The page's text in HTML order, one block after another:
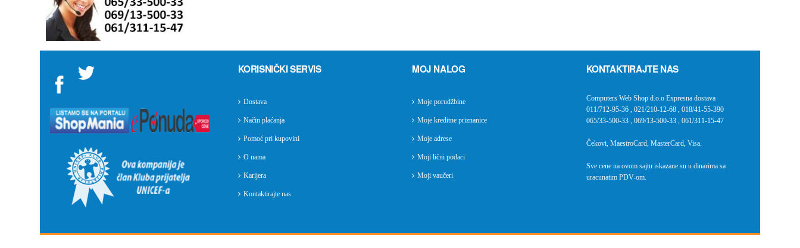
">
KORISNIČKI SERVIS
Dostava
Način plaćanja
Pomoć pri kupovini
O nama
Karijera
Kontaktirajte nas
MOJ NALOG
Moje porudžbine
Moje kreditne priznanice
Moje adrese
Moji lični podaci
Moji vaučeri
KONTAKTIRAJTE NAS
Computers Web Shop d.o.o Expresna dostava
011/712-95-36, 021/210-12-68, 018/41-55-390
065/33-500-33, 069/13-500-33, 061/311-15-47
Čekovi, MaestroCard, MasterCard, Visa.
Sve cene na ovom sajtu iskazane su u dinarima sa
uracunatim PDV-om.